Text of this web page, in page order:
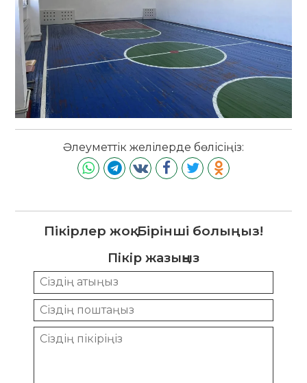
Әлеуметтік желілерде бөлісіңіз:
Пікірлер жоқ. Бірінші болыңыз!
Пікір жазыңыз